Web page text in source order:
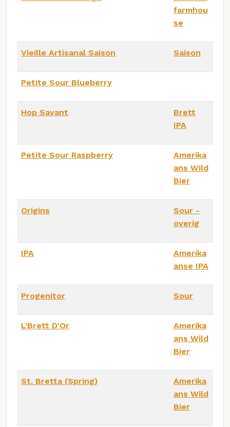
farmhou
se
Vieille Artisanal Saison Saison
Petite Sour Blueberry
Hop Savant
Brett
IPA
Petite Sour Raspberry
Amerika
ans Wild
Bier
Origins
Sour -
overig
IPA
Amerika
anse IPA
Progenitor Sour
L'Brett D'Or
Amerika
ans Wild
Bier
St. Bretta (Spring)
Amerika
ans Wild
Bier